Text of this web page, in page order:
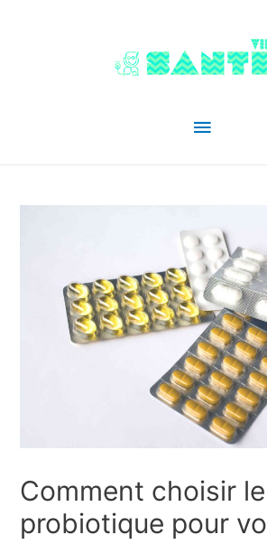
Menu
Comment choisir
probiotique pour